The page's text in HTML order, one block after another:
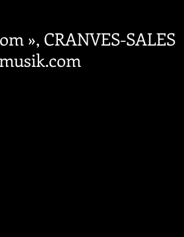
», CRANVES-SALES